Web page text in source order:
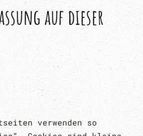
auf dieser
verwenden so